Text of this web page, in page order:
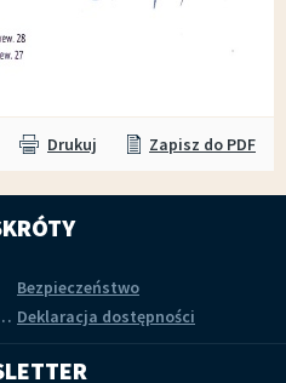
Drukuj Zapisz do PDF
Bezpieczeństwo
na łabiszyńskiej wyspie Deklaracja dostępności